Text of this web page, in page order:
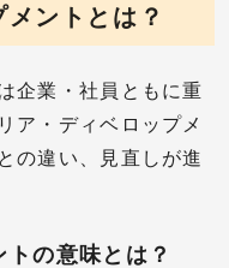
ントとは？
企業・社員ともに重
ア・ディベロップメ
との違い、見直しが進
の意味とは？